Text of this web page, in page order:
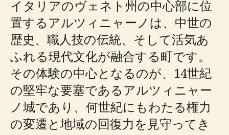
イタリアのヴェネト州の中心部に位
置するアルツィニャーノは、中世の
歴史、職人技の伝統、そして活気あ
ふれる現代文化が融合する町です。
その体験の中心となるのが、14世紀
の堅牢な要塞であるアルツィニャー
ノ城であり、何世紀にもわたる権力
の変遷と地域の回復力を見守ってき